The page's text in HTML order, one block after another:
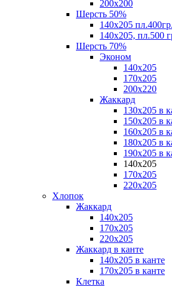
200х200
Шерсть 50%
140х205 пл.400гр.
140х205, пл.500
Шерсть 70%
Эконом
140х205
170х205
200х220
Жаккард
130х205 в
150х205 в
160х205 в
180х205 в
190х205 в
140х205
170х205
220х205
Хлопок
Жаккард
140x205
170х205
220х205
Жаккард в канте
140х205 в канте
170х205 в канте
Клетка